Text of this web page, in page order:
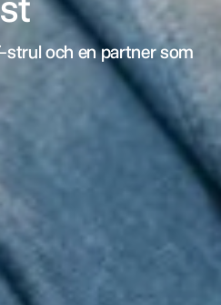
strul och en partner som